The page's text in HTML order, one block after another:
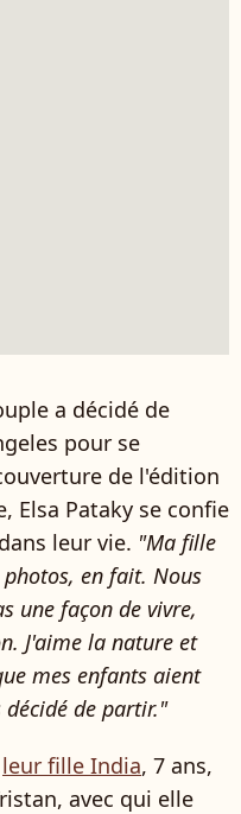
a décidé de
pour se
de l'édition
Elsa Pataky se confie
leur vie. "Ma fille
en fait. Nous
une façon de vivre,
J'aime la nature et
mes enfants aient
de partir."
leur fille India, 7 ans,
avec qui elle